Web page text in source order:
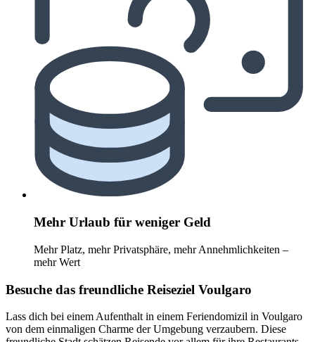
Mehr Urlaub für weniger Geld
Mehr Platz, mehr Privatsphäre, mehr Annehmlichkeiten –
mehr Wert
Besuche das freundliche Reiseziel Voulgaro
Lass dich bei einem Aufenthalt in einem Feriendomizil in Voulgaro
von dem einmaligen Charme der Umgebung verzaubern. Diese